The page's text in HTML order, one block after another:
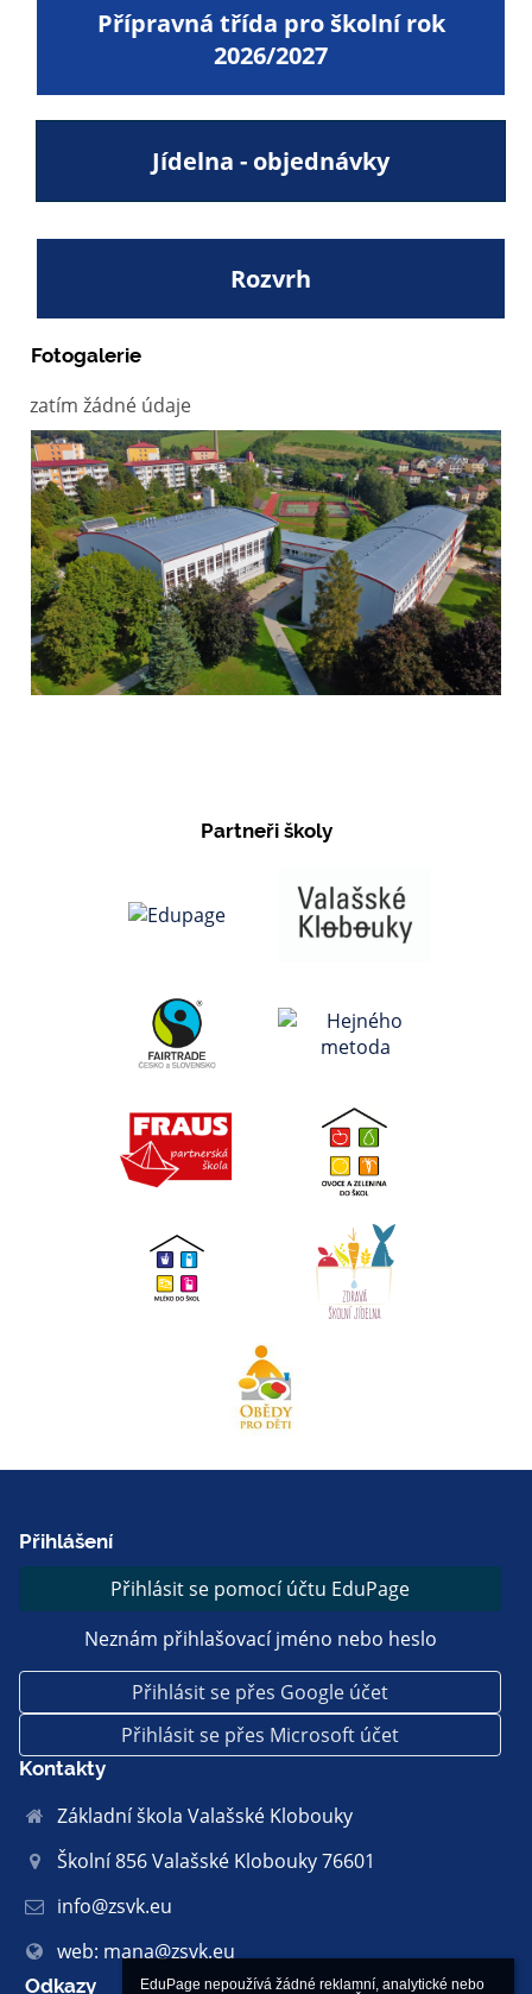
EduPage nepoužívá žádné reklamní, analytické nebo
Přípravná třída pro školní rok
2026/2027
Jídelna - objednávky
Rozvrh
Fotogalerie
zatím žádné údaje
Partneři školy
Přihlášení
Přihlásit se pomocí účtu EduPage
Neznám přihlašovací jméno nebo heslo
Přihlásit se přes Google účet
Přihlásit se přes Microsoft účet
Kontakty
Základní škola Valašské Klobouky
Školní 856 Valašské Klobouky 76601
info@zsvk.eu
web: mana@zsvk.eu
Odkazy